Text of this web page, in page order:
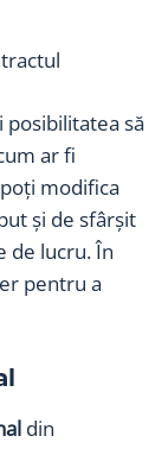
posibilitatea să
ar fi
modifica
și de sfârșit
de lucru. În
pentru a
din